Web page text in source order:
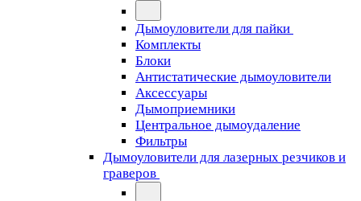
Дымоуловители для пайки
Комплекты
Блоки
Антистатические дымоуловители
Аксессуары
Дымоприемники
Центральное дымоудаление
Фильтры
Дымоуловители для лазерных резчиков и
граверов